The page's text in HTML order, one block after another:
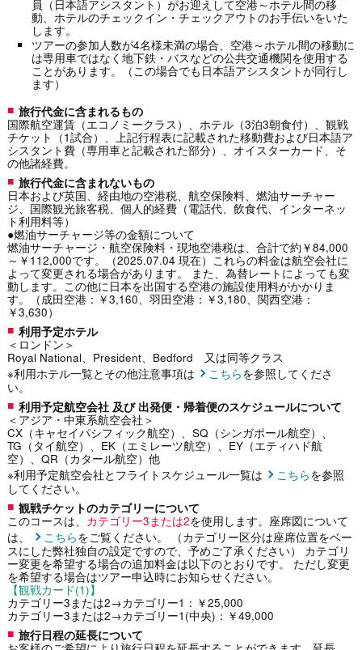
員（日本語アシスタント）がお迎えして空港～ホテル間の移
動、ホテルのチェックイン・チェックアウトのお手伝いをいた
します。
ツアーの参加人数が4名様未満の場合、空港～ホテル間の移動に
は専用車ではなく地下鉄・バスなどの公共交通機関を使用する
ことがあります。（この場合でも日本語アシスタントが同行し
ます）
旅行代金に含まれるもの
国際航空運賃（エコノミークラス）、ホテル（3泊3朝食付）、観戦
チケット（1試合）、上記行程表に記載された移動費および日本語ア
シスタント費（専用車と記載された部分）、オイスターカード、そ
の他諸経費。
旅行代金に含まれないもの
日本および英国、経由地の空港税、航空保険料、燃油サーチャー
ジ、国際観光旅客税、個人的経費（電話代、飲食代、インターネッ
ト利用料等）
●燃油サーチャージ等の金額について
燃油サーチャージ・航空保険料・現地空港税は、合計で約￥84,000
～￥112,000です。（2025.07.04 現在）これらの料金は航空会社に
よって変更される場合があります。 また、為替レートによっても変
動します。この他に日本を出国する空港の施設使用料がかかりま
す。（成田空港：￥3,160、羽田空港：￥3,180、関西空港：
￥3,630）
利用予定ホテル
＜ロンドン＞
Royal National、President、Bedford 又は同等クラス
※利用ホテル一覧とその他注意事項は
こちらを参照してくださ
い。
利用予定航空会社 及び 出発便・帰着便のスケジュールについて
＜アジア・中東系航空会社＞
CX（キャセイパシフィック航空）、SQ（シンガポール航空）、
TG（タイ航空）、EK（エミレーツ航空）、EY（エティハド航
空）、QR（カタール航空）他
※利用予定航空会社とフライトスケジュール一覧は
こちらを参照
してください。
観戦チケットのカテゴリーについて
このコースは、 カテゴリー3または2を使用します。座席図について
は、
こちらをご覧ください。 （カテゴリー区分は座席位置をベー
スにした弊社独自の設定ですので、予めご了承ください） カテゴリ
ー変更を希望する場合の追加料金は以下のとおりです。 ただし変更
を希望する場合はツアー申込時にお知らせください。
【観戦カード(1)】
カテゴリー3または2→カテゴリー1：￥25,000
カテゴリー3または2→カテゴリー1(中央)：￥49,000
旅行日程の延長について